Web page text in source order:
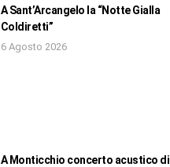
A Sant’Arcangelo la “Notte Gialla
Coldiretti”
6 Agosto 2026
A Monticchio concerto acustico di